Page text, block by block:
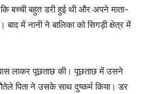
बच्ची बहुत डरी हुई थी और अपने माता-
में नानी ने बालिका को सिगड़ी क्षेत्र में
लाकर पूछताछ की। पूछताछ में उसने
पिता ने उसके साथ दुष्कर्म किया। डर